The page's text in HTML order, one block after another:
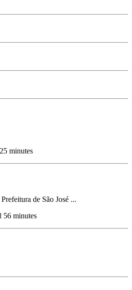
minutes
de São José ...
56 minutes